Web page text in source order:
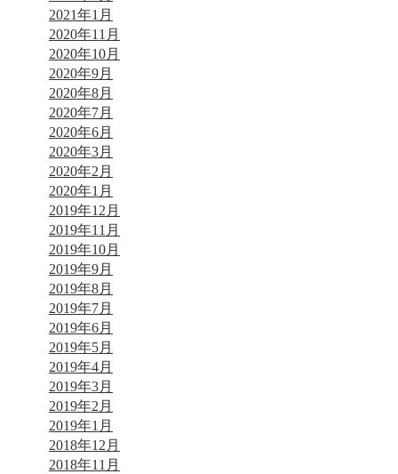
2021年1月
2020年11月
2020年10月
2020年9月
2020年8月
2020年7月
2020年6月
2020年3月
2020年2月
2020年1月
2019年12月
2019年11月
2019年10月
2019年9月
2019年8月
2019年7月
2019年6月
2019年5月
2019年4月
2019年3月
2019年2月
2019年1月
2018年12月
2018年11月